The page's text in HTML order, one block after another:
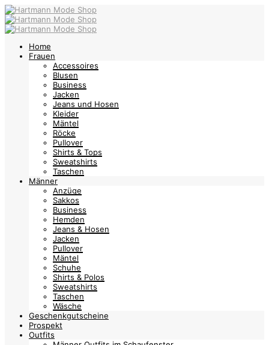
Home
Frauen
Accessoires
Blusen
Business
Jacken
Jeans und Hosen
Kleider
Mäntel
Röcke
Pullover
Shirts & Tops
Sweatshirts
Taschen
Männer
Anzüge
Sakkos
Business
Hemden
Jeans & Hosen
Jacken
Pullover
Mäntel
Schuhe
Shirts & Polos
Sweatshirts
Taschen
Wäsche
Geschenkgutscheine
Prospekt
Outfits